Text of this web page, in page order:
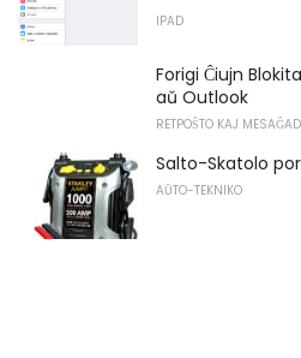
IPAD
Forigi Ĉiujn
aŭ Outlook
RETPOŜTO KAJ
Salto-Skatolo
AŬTO-TEKNIKO